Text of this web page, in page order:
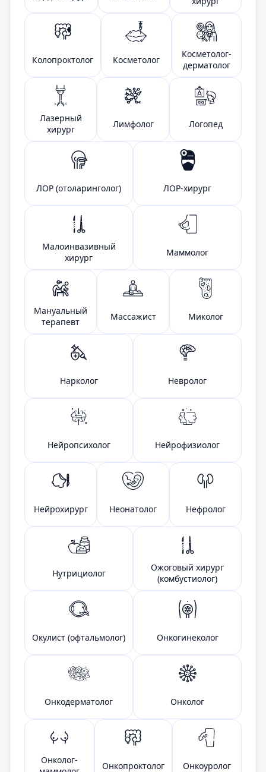
Колопроктолог Косметолог
Косметолог-
дерматолог
Лазерный
хирург
Лимфолог Логопед
ЛОР (отоларинголог) ЛОР-хирург
Малоинвазивный
хирург
Маммолог
Мануальный
терапевт
Массажист Миколог
Нарколог Невролог
Нейропсихолог Нейрофизиолог
Нейрохирург Неонатолог Нефролог
Нутрициолог
Ожоговый хирург
(комбустиолог)
Окулист (офтальмолог) Онкогинеколог
Онкодерматолог Онколог
Онколог-
Онкопроктолог Онкоуролог